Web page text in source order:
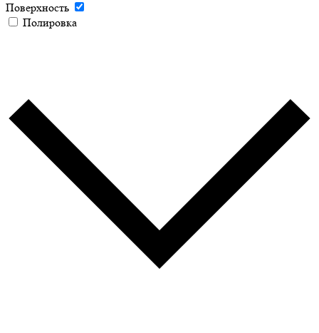
Поверхность
Полировка